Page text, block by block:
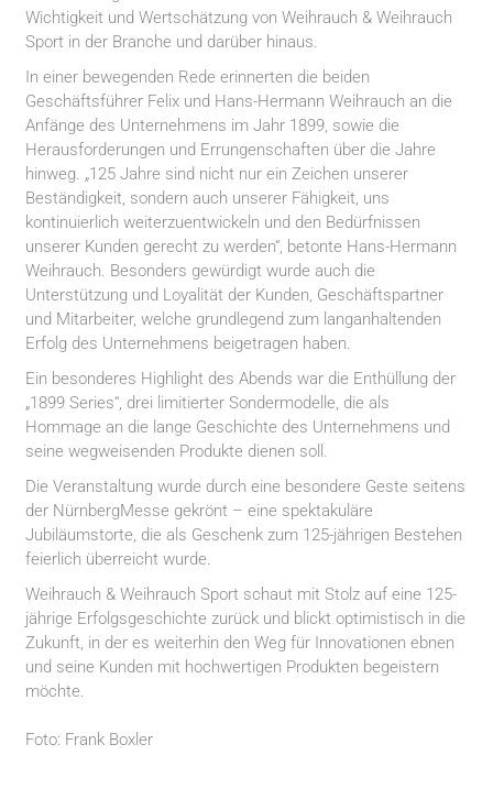
Wichtigkeit und Wertschätzung von Weihrauch & Weihrauch
Sport in der Branche und darüber hinaus.
In einer bewegenden Rede erinnerten die beiden
Geschäftsführer Felix und Hans-Hermann Weihrauch an die
Anfänge des Unternehmens im Jahr 1899, sowie die
Herausforderungen und Errungenschaften über die Jahre
hinweg. „125 Jahre sind nicht nur ein Zeichen unserer
Beständigkeit, sondern auch unserer Fähigkeit, uns
kontinuierlich weiterzuentwickeln und den Bedürfnissen
unserer Kunden gerecht zu werden“, betonte Hans-Hermann
Weihrauch. Besonders gewürdigt wurde auch die
Unterstützung und Loyalität der Kunden, Geschäftspartner
und Mitarbeiter, welche grundlegend zum langanhaltenden
Erfolg des Unternehmens beigetragen haben.
Ein besonderes Highlight des Abends war die Enthüllung der
„1899 Series“, drei limitierter Sondermodelle, die als
Hommage an die lange Geschichte des Unternehmens und
seine wegweisenden Produkte dienen soll.
Die Veranstaltung wurde durch eine besondere Geste seitens
der NürnbergMesse gekrönt – eine spektakuläre
Jubiläumstorte, die als Geschenk zum 125-jährigen Bestehen
feierlich überreicht wurde.
Weihrauch & Weihrauch Sport schaut mit Stolz auf eine 125-
jährige Erfolgsgeschichte zurück und blickt optimistisch in die
Zukunft, in der es weiterhin den Weg für Innovationen ebnen
und seine Kunden mit hochwertigen Produkten begeistern
möchte.
Foto: Frank Boxler